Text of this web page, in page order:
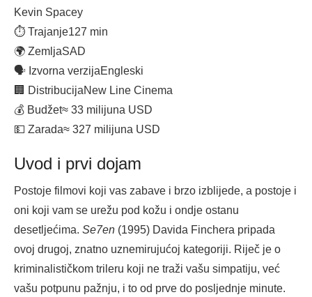
Kevin Spacey
⏱ Trajanje127 min
🌍 ZemljaSAD
🗣 Izvorna verzijaEngleski
🏢 DistribucijaNew Line Cinema
💰 Budžet≈ 33 milijuna USD
💵 Zarada≈ 327 milijuna USD
Uvod i prvi dojam
Postoje filmovi koji vas zabave i brzo izblijede, a postoje i
oni koji vam se urežu pod kožu i ondje ostanu
desetljećima. Se7en (1995) Davida Finchera pripada
ovoj drugoj, znatno uznemirujućoj kategoriji. Riječ je o
kriminalističkom trileru koji ne traži vašu simpatiju, već
vašu potpunu pažnju, i to od prve do posljednje minute.